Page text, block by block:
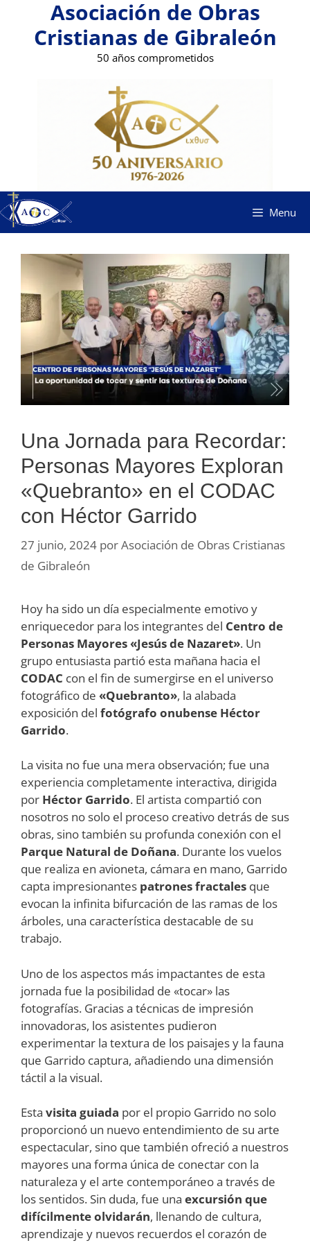
contenido
Asociación de Obras
Cristianas de Gibraleón
50 años comprometidos
Menu
Una Jornada para Recordar:
Personas Mayores Exploran
«Quebranto» en el CODAC
con Héctor Garrido
27 junio, 2024 porAsociación de Obras Cristianas
de Gibraleón
Hoy ha sido un día especialmente emotivo y
enriquecedor para los integrantes del Centro de
Personas Mayores «Jesús de Nazaret». Un
grupo entusiasta partió esta mañana hacia el
CODAC con el fin de sumergirse en el universo
fotográfico de «Quebranto», la alabada
exposición del fotógrafo onubense Héctor
Garrido.
La visita no fue una mera observación; fue una
experiencia completamente interactiva, dirigida
por Héctor Garrido. El artista compartió con
nosotros no solo el proceso creativo detrás de sus
obras, sino también su profunda conexión con el
Parque Natural de Doñana. Durante los vuelos
que realiza en avioneta, cámara en mano, Garrido
capta impresionantes patrones fractales que
evocan la infinita bifurcación de las ramas de los
árboles, una característica destacable de su
trabajo.
Uno de los aspectos más impactantes de esta
jornada fue la posibilidad de «tocar» las
fotografías. Gracias a técnicas de impresión
innovadoras, los asistentes pudieron
experimentar la textura de los paisajes y la fauna
que Garrido captura, añadiendo una dimensión
táctil a la visual.
Esta visita guiada por el propio Garrido no solo
proporcionó un nuevo entendimiento de su arte
espectacular, sino que también ofreció a nuestros
mayores una forma única de conectar con la
naturaleza y el arte contemporáneo a través de
los sentidos. Sin duda, fue una excursión que
difícilmente olvidarán, llenando de cultura,
aprendizaje y nuevos recuerdos el corazón de